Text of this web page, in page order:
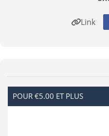
Link
POUR €5.00 ET PLUS